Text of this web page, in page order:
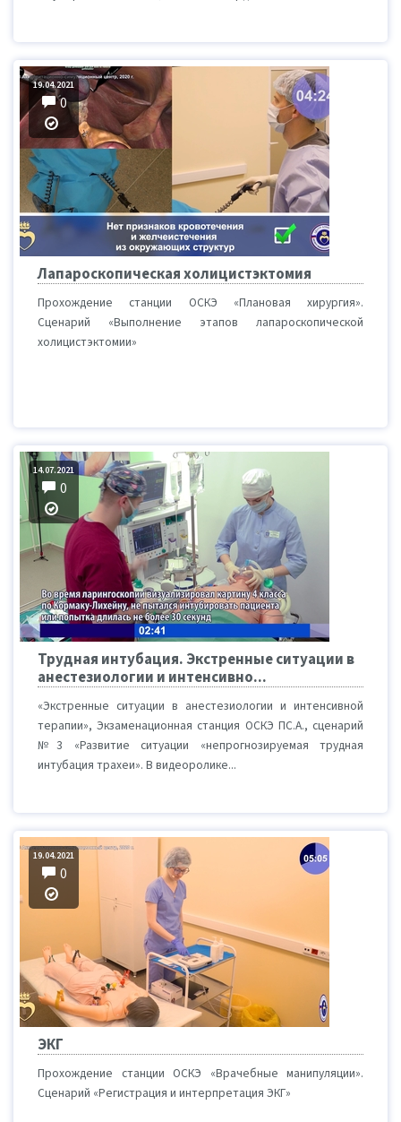
19.04.2021
0
Лапароскопическая холицистэктомия
Прохождение станции ОСКЭ «Плановая хирургия».
Сценарий «Выполнение этапов лапароскопической
холицистэктомии»
14.07.2021
0
Трудная интубация. Экстренные ситуации в
анестезиологии и интенсивно...
«Экстренные ситуации в анестезиологии и интенсивной
терапии», Экзаменационная станция ОСКЭ ПС.А., сценарий
№3 «Развитие ситуации «непрогнозируемая трудная
интубация трахеи». В видеоролике...
19.04.2021
0
ЭКГ
Прохождение станции ОСКЭ «Врачебные манипуляции».
Сценарий «Регистрация и интерпретация ЭКГ»